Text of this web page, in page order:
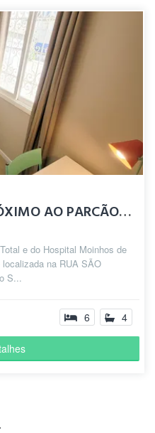
QUARTO EM CASA PRÓXIMO AO PARCÃO / MOINHOS DE VENTO /SHOPING
e do Hospital Moinhos de
na RUA SÃO
S...
6 4